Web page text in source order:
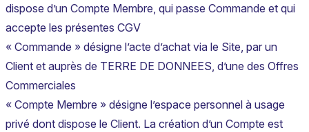
dispose d’un Compte Membre, qui passe Commande et qui
accepte les présentes CGV
« Commande » désigne l’acte d’achat via le Site, par un
Client et auprès de TERRE DE DONNEES, d’une des Offres
Commerciales
« Compte Membre » désigne l’espace personnel à usage
privé dont dispose le Client. La création d’un Compte est